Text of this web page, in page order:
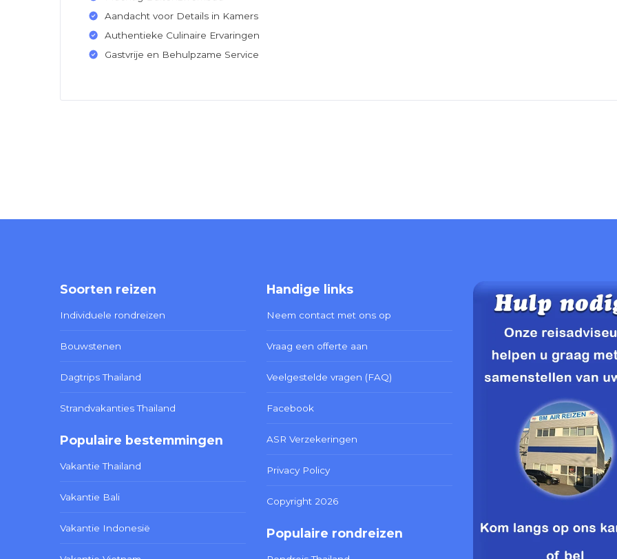
Aandacht voor Details in Kamers
Authentieke Culinaire Ervaringen
Gastvrije en Behulpzame Service
Soorten reizen
Individuele rondreizen
Bouwstenen
Dagtrips Thailand
Strandvakanties Thailand
Populaire bestemmingen
Vakantie Thailand
Vakantie Bali
Vakantie Indonesië
Handige links
Neem contact met ons op
Vraag een offerte aan
Veelgestelde vragen (FAQ)
Facebook
ASR Verzekeringen
Privacy Policy
Copyright 2026
Populaire rondreizen